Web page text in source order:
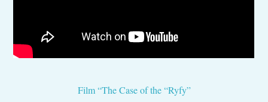
Film “The Case of the “Ryfy”